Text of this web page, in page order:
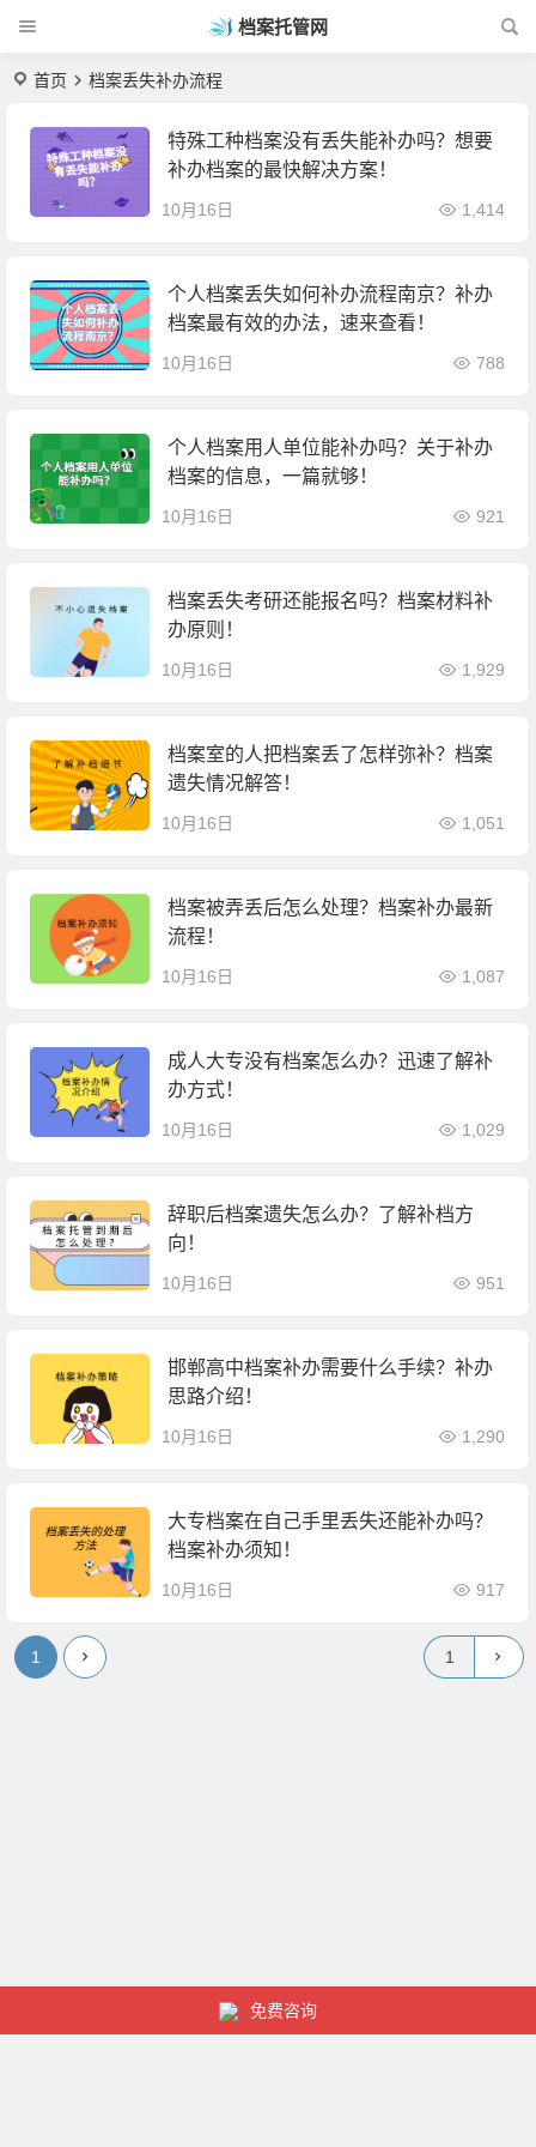
档案托管网
首页 档案丢失补办流程
特殊工种档案没有丢失能补办吗？想要
补办档案的最快解决方案！
10月16日 1,414
个人档案丢失如何补办流程南京？补办
档案最有效的办法，速来查看！
10月16日 788
个人档案用人单位能补办吗？关于补办
档案的信息，一篇就够！
10月16日 921
档案丢失考研还能报名吗？档案材料补
办原则！
10月16日 1,929
档案室的人把档案丢了怎样弥补？档案
遗失情况解答！
10月16日 1,051
档案被弄丢后怎么处理？档案补办最新
流程！
10月16日 1,087
成人大专没有档案怎么办？迅速了解补
办方式！
10月16日 1,029
辞职后档案遗失怎么办？了解补档方
向！
10月16日 951
邯郸高中档案补办需要什么手续？补办
思路介绍！
10月16日 1,290
大专档案在自己手里丢失还能补办吗？
档案补办须知！
10月16日 917
1
免费咨询